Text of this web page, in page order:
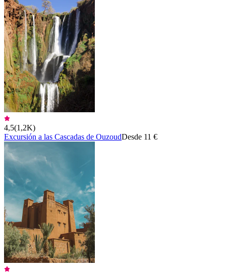
4,5(1,2K)
Excursión a las Cascadas de OuzoudDesde 11 €